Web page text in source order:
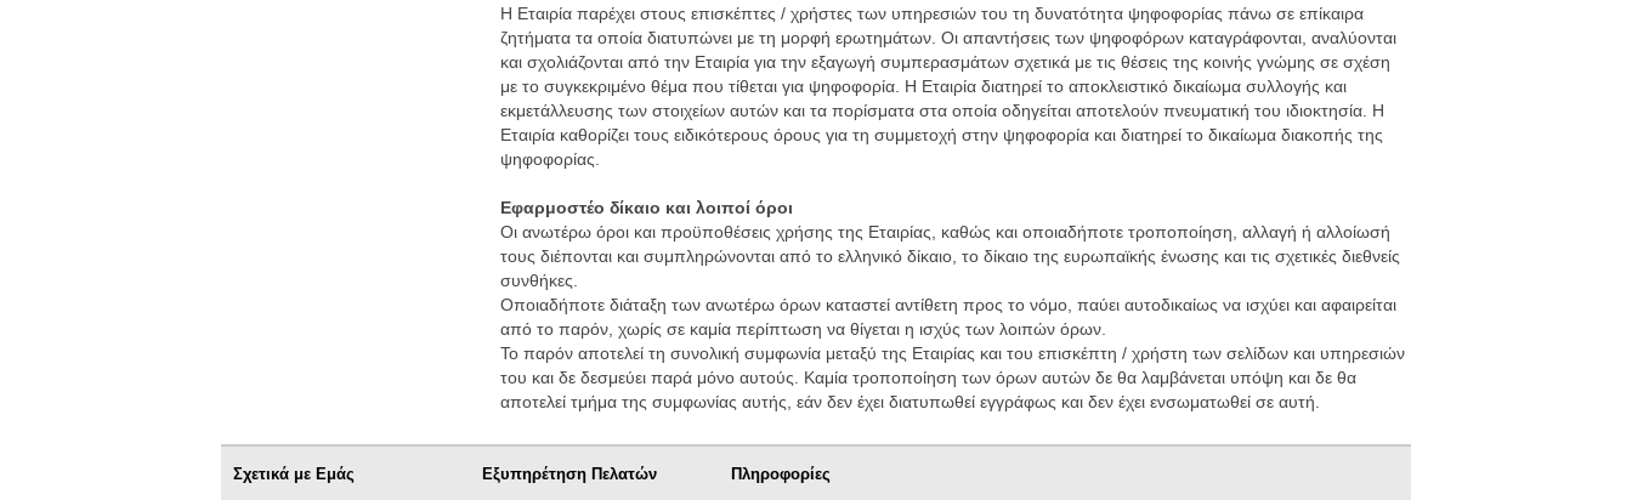
Η Εταιρία παρέχει στους επισκέπτες / χρήστες των υπηρεσιών του τη δυνατότητα ψηφοφορίας πάνω σε επίκαιρα
ζητήματα τα οποία διατυπώνει με τη μορφή ερωτημάτων. Οι απαντήσεις των ψηφοφόρων καταγράφονται, αναλύονται
και σχολιάζονται από την Εταιρία για την εξαγωγή συμπερασμάτων σχετικά με τις θέσεις της κοινής γνώμης σε σχέση
με το συγκεκριμένο θέμα που τίθεται για ψηφοφορία. Η Εταιρία διατηρεί το αποκλειστικό δικαίωμα συλλογής και
εκμετάλλευσης των στοιχείων αυτών και τα πορίσματα στα οποία οδηγείται αποτελούν πνευματική του ιδιοκτησία. Η
Εταιρία καθορίζει τους ειδικότερους όρους για τη συμμετοχή στην ψηφοφορία και διατηρεί το δικαίωμα διακοπής της
ψηφοφορίας.
Εφαρμοστέο δίκαιο και λοιποί όροι
Οι ανωτέρω όροι και προϋποθέσεις χρήσης της Εταιρίας, καθώς και οποιαδήποτε τροποποίηση, αλλαγή ή αλλοίωσή
τους διέπονται και συμπληρώνονται από το ελληνικό δίκαιο, το δίκαιο της ευρωπαϊκής ένωσης και τις σχετικές διεθνείς
συνθήκες.
Οποιαδήποτε διάταξη των ανωτέρω όρων καταστεί αντίθετη προς το νόμο, παύει αυτοδικαίως να ισχύει και αφαιρείται
από το παρόν, χωρίς σε καμία περίπτωση να θίγεται η ισχύς των λοιπών όρων.
Το παρόν αποτελεί τη συνολική συμφωνία μεταξύ της Εταιρίας και του επισκέπτη / χρήστη των σελίδων και υπηρεσιών
του και δε δεσμεύει παρά μόνο αυτούς. Καμία τροποποίηση των όρων αυτών δε θα λαμβάνεται υπόψη και δε θα
αποτελεί τμήμα της συμφωνίας αυτής, εάν δεν έχει διατυπωθεί εγγράφως και δεν έχει ενσωματωθεί σε αυτή.
Σχετικά με Εμάς Εξυπηρέτηση Πελατών Πληροφορίες